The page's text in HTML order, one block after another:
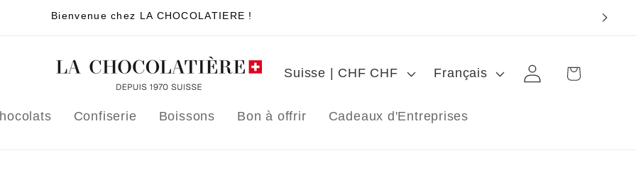
Bienvenue chez LA CHOCOLATIERE !
Confiserie Boissons Bon à offrir Cadeaux d'Entreprises
P
y
Suisse | CHF CHF
n
Français ConnexionPanier